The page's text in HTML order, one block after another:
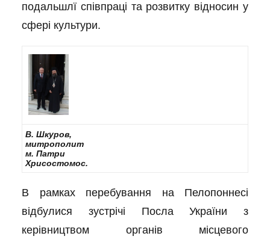
подальшлї співпраці та розвитку відносин у
сфері культури.
В. Шкуров,
митрополит
м. Патри
Хрисостомос.
В рамках перебування на Пелопоннесі
відбулися зустрічі Посла України з
керівництвом органів місцевого